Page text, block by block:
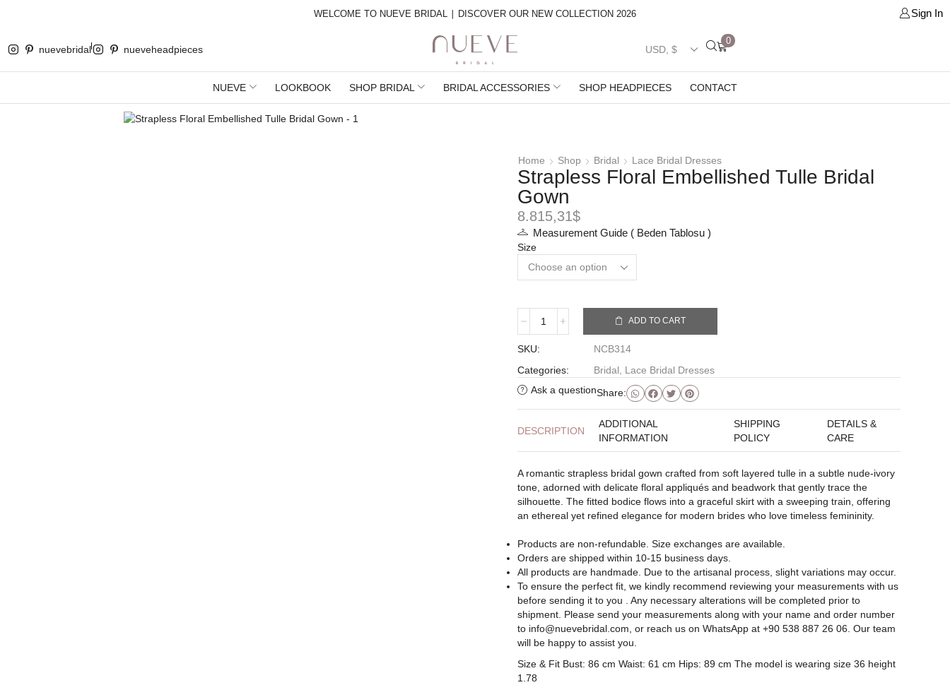
WELCOME TO NUEVE BRIDAL ∣ DISCOVER OUR NEW COLLECTION 2026 Sign In
nuevebridal nueveheadpieces
0
NUEVE LOOKBOOK SHOP BRIDAL BRIDAL ACCESSORIES SHOP HEADPIECES CONTACT
Home Shop Bridal Lace Bridal Dresses
Strapless Floral Embellished Tulle Bridal
Gown
8.815,31$
Measurement Guide ( Beden Tablosu )
Size
ADD TO CART
SKU:
NCB314
Categories:
Bridal
Lace Bridal Dresses
Ask a questionShare:
DESCRIPTION
ADDITIONAL
INFORMATION
SHIPPING
POLICY
DETAILS &
CARE
A romantic strapless bridal gown crafted from soft layered tulle in a subtle nude-ivory
tone, adorned with delicate floral appliqués and beadwork that gently trace the
silhouette. The fitted bodice flows into a graceful skirt with a sweeping train, offering
an ethereal yet refined elegance for modern brides who love timeless femininity.
Products are non-refundable. Size exchanges are available.
Orders are shipped within 10-15 business days.
All products are handmade. Due to the artisanal process, slight variations may occur.
To ensure the perfect fit, we kindly recommend reviewing your measurements with us
before sending it to you . Any necessary alterations will be completed prior to
shipment. Please send your measurements along with your name and order number
to info@nuevebridal.com, or reach us on WhatsApp at +90 538 887 26 06. Our team
will be happy to assist you.
Size & Fit Bust: 86 cm Waist: 61 cm Hips: 89 cm The model is wearing size 36 height
1.78